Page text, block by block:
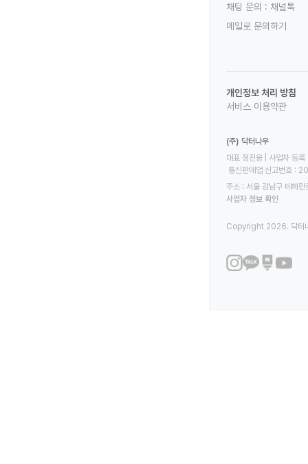
채팅 문의 : 채널톡
메일로 문의하기
개인정보 처리 방침
서비스 이용약관
(주) 닥터나우
대표 정진웅 | 사업자
통신판매업 신고번호
주소 : 서울 강남구 테헤
사업자 정보 확인
Copyright 2026. 닥터